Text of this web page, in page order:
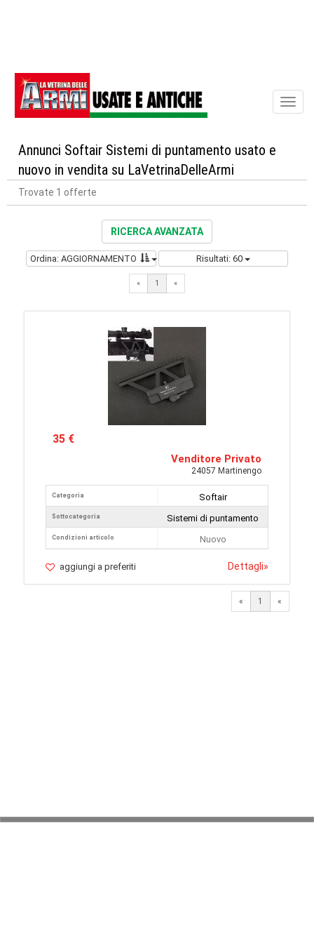
Annunci Softair Sistemi di puntamento usato e
nuovo in vendita su LaVetrinaDelleArmi
Trovate 1 offerte
RICERCA AVANZATA
Ordina: AGGIORNAMENTO Risultati: 60
« 1 «
35 €
Venditore Privato
24057 Martinengo
Categoria
Sottocategoria
Condizioni articolo
Softair
Sistemi di puntamento
Nuovo
aggiungi a preferiti Dettagli»
« 1 «